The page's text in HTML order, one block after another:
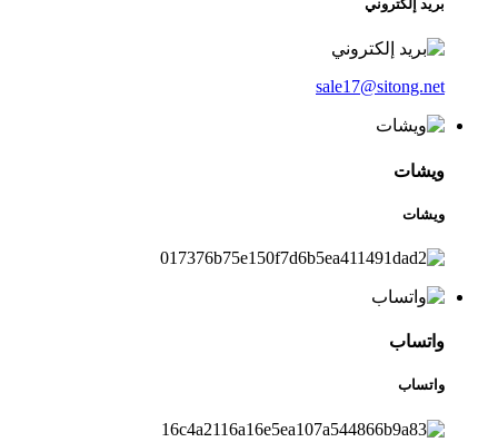
بريد إلكتروني
sale17@sitong.net
ويشات
ويشات
واتساب
واتساب